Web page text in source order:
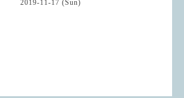
2019-11-17 (Sun)